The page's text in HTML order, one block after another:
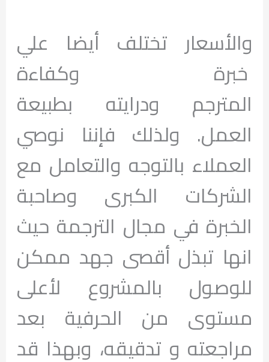
والأسعار تختلف أيضا علي
خبرة وكفاءة
المترجم ودرايته بطبيعة
العمل. ولذلك فإننا نوصي
العملاء بالتوجه والتعامل مع
الشركات الكبرى وصاحبة
الخبرة في مجال الترجمة حيث
انها تبذل أقصى جهد ممكن
للوصول بالمشروع لأعلى
مستوى من الحرفية بعد
مراجعته و تدقيقه، وبهذا قد